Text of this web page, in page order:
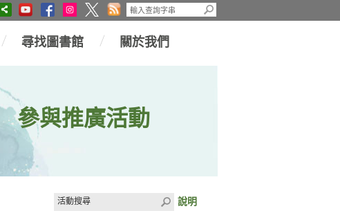
尋找圖書館 關於我們
參與推廣活動
說明